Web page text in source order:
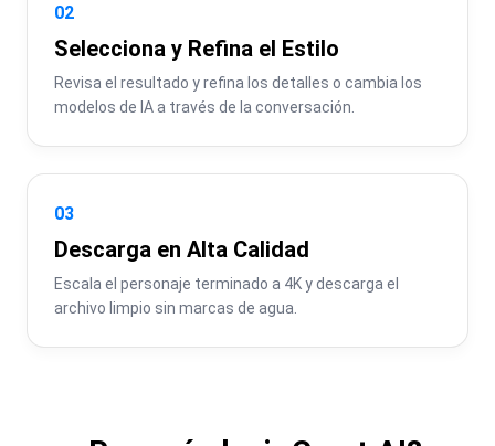
02
Selecciona y Refina el Estilo
Revisa el resultado y refina los detalles o cambia los
modelos de IA a través de la conversación.
03
Descarga en Alta Calidad
Escala el personaje terminado a 4K y descarga el
archivo limpio sin marcas de agua.